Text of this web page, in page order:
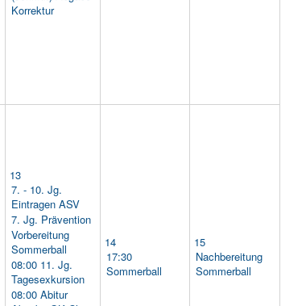
Korrektur
13
7. - 10. Jg.
Eintragen ASV
7. Jg. Prävention
Vorbereitung
Sommerball
08:00 11. Jg.
Tagesexkursion
08:00 Abitur
14
17:30
Sommerball
15
Nachbereitung
Sommerball